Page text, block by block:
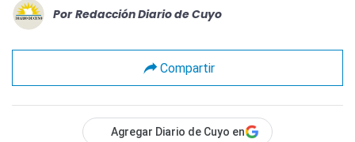
Por Redacción Diario de Cuyo
Compartir
Agregar Diario de Cuyo en